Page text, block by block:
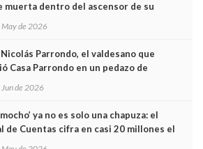
muerta dentro del ascensor de su
las cámaras captan sus últimos minutos
May de 2026
Parrondo, el valdesano que
Casa Parrondo en un pedazo de
en Madrid
Jun de 2026
ya no es solo una chapuza: el
de Cuentas cifra en casi 20 millones el
de los trenes que no cabían por los